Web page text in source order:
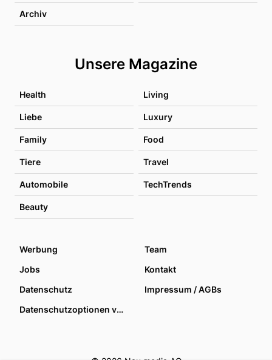
Archiv
Unsere Magazine
Health Living
Liebe Luxury
Family Food
Tiere Travel
Automobile TechTrends
Beauty
Werbung
Team
Jobs
Kontakt
Datenschutz
Impressum / AGBs
Datenschutzoptionen verwalten